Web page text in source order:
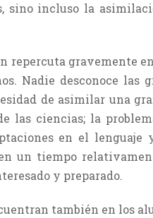
sino incluso la
repercuta gravemente
Nadie desconoce
de asimilar una
las ciencias; la
en el
un tiempo
y preparado.
también en los